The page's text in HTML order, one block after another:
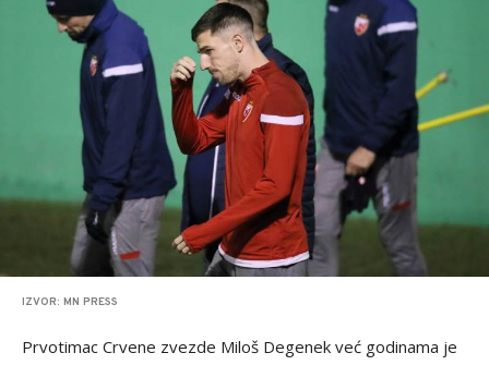
IZVOR: MN PRESS
Prvotimac Crvene zvezde Miloš Degenek već godinama je